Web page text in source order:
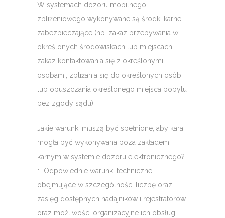
W systemach dozoru mobilnego i
zbliżeniowego wykonywane są środki karne i
zabezpieczające (np. zakaz przebywania w
określonych środowiskach lub miejscach,
zakaz kontaktowania się z określonymi
osobami, zbliżania się do określonych osób
lub opuszczania określonego miejsca pobytu
bez zgody sądu).
Jakie warunki muszą być spełnione, aby kara
mogła być wykonywana poza zakładem
karnym w systemie dozoru elektronicznego?
1. Odpowiednie warunki techniczne
obejmujące w szczególności liczbę oraz
zasięg dostępnych nadajników i rejestratorów
oraz możliwości organizacyjne ich obsługi.